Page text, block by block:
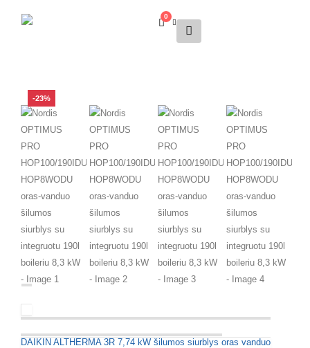
0
-23%
DAIKIN ALTHERMA 3R 7,74 kW šilumos siurblys oras vanduo